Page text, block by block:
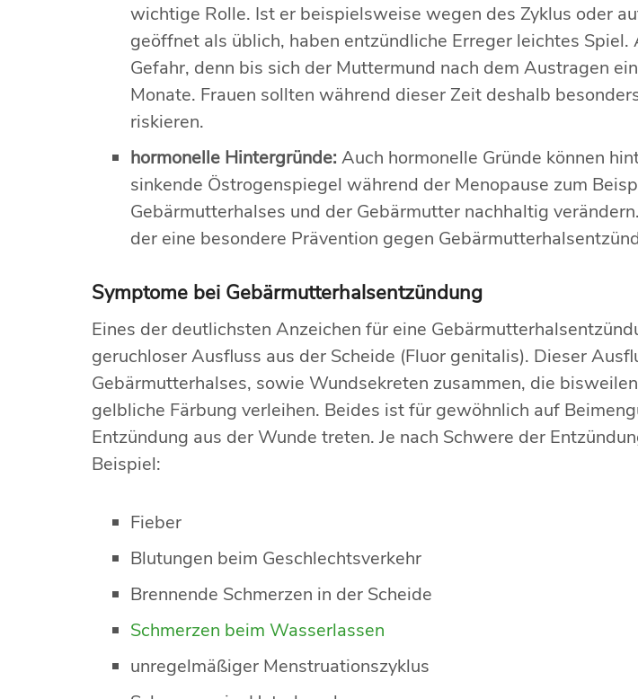
wichtige Rolle. Ist er beispielsweise wegen des Zyklus oder
geöffnet als üblich, haben entzündliche Erreger leichtes
Gefahr, denn bis sich der Muttermund nach dem Austragen
Monate. Frauen sollten während dieser Zeit deshalb
riskieren.
hormonelle Hintergründe: Auch hormonelle Gründe können
sinkende Östrogenspiegel während der Menopause zum
Gebärmutterhalses und der Gebärmutter nachhaltig
der eine besondere Prävention gegen
Symptome bei Gebärmutterhalsentzündung
Eines der deutlichsten Anzeichen für eine
geruchloser Ausfluss aus der Scheide (Fluor genitalis). Dieser
Gebärmutterhalses, sowie Wundsekreten zusammen, die
gelbliche Färbung verleihen. Beides ist für gewöhnlich auf
Entzündung aus der Wunde treten. Je nach Schwere der
Beispiel:
Fieber
Blutungen beim Geschlechtsverkehr
Brennende Schmerzen in der Scheide
Schmerzen beim Wasserlassen
unregelmäßiger Menstruationszyklus